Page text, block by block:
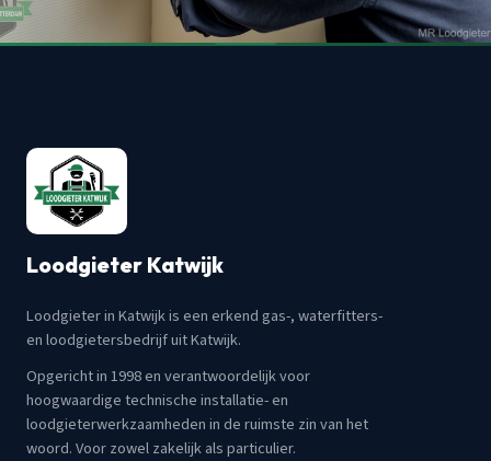
Loodgieter Katwijk
Loodgieter in Katwijk is een erkend gas-, waterfitters-
en loodgietersbedrijf uit Katwijk.
Opgericht in 1998 en verantwoordelijk voor
hoogwaardige technische installatie- en
loodgieterwerkzaamheden in de ruimste zin van het
woord. Voor zowel zakelijk als particulier.